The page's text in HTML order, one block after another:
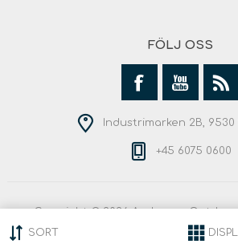
FÖLJ OSS
Industrimarken 2B,
+45 6075 0600
Copyright © 2026 Andersen
reserverade.
SORT